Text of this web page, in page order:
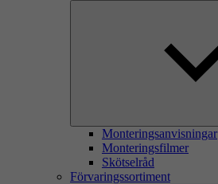
Monteringsanvisningar
Monteringsfilmer
Skötselråd
Förvaringssortiment